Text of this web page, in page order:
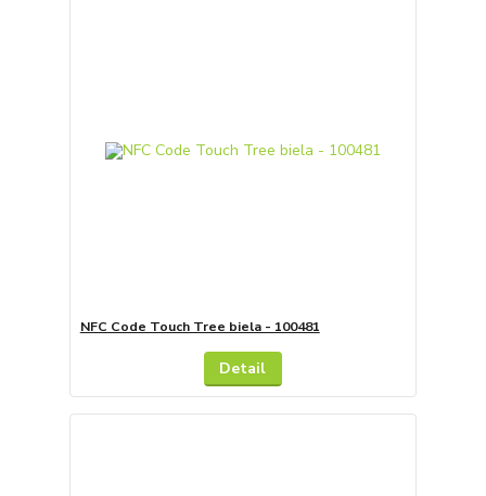
NFC Code Touch Tree biela - 100481
Detail